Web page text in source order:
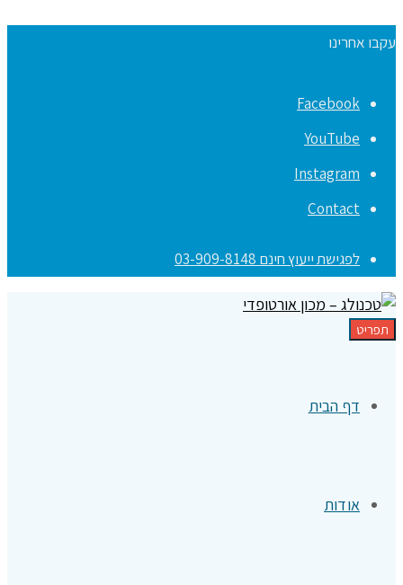
עקבו אחרינו
Facebook
YouTube
Instagram
Contact
לפגישת ייעוץ חינם 03-909-8148
תפריט
דף הבית
אודות